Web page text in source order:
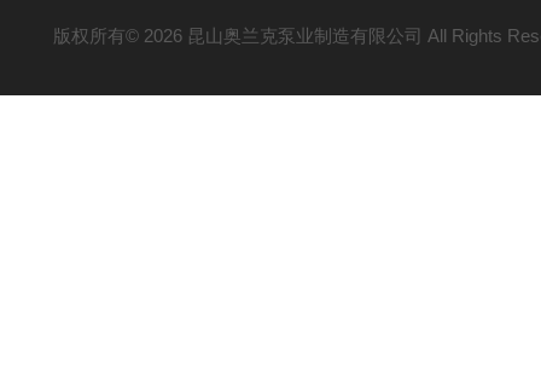
版权所有© 2026 昆山奥兰克泵业制造有限公司 All Rights